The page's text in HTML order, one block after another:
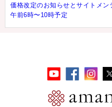
価格改定のお知らせとサイトメ
午前6時〜10時予定